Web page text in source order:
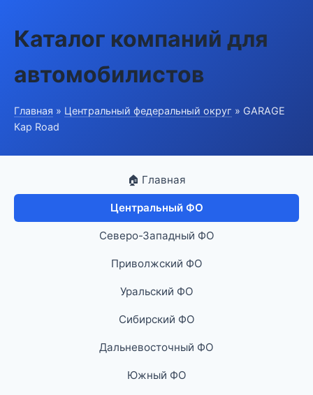
Каталог компаний для
автомобилистов
Главная » Центральный федеральный округ » GARAGE
Кар Road
🏠 Главная
Центральный ФО
Северо-Западный ФО
Приволжский ФО
Уральский ФО
Сибирский ФО
Дальневосточный ФО
Южный ФО